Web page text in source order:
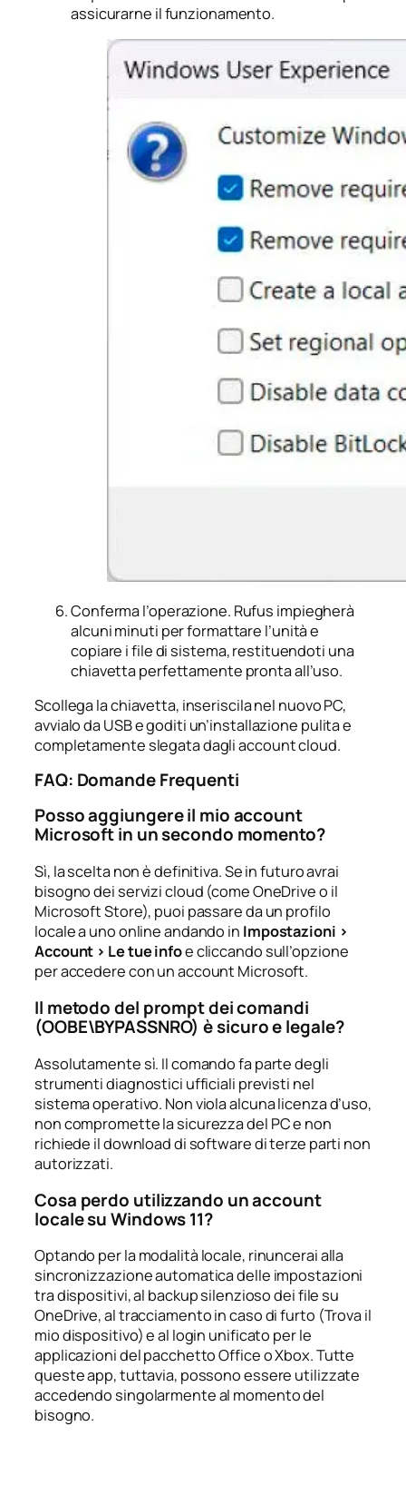
assicurarne il funzionamento.
Conferma l’operazione. Rufus impiegherà
alcuni minuti per formattare l’unità e
copiare i file di sistema, restituendoti una
chiavetta perfettamente pronta all’uso.
Scollega la chiavetta, inseriscila nel nuovo PC,
avvialo da USB e goditi un’installazione pulita e
completamente slegata dagli account cloud.
FAQ: Domande Frequenti
Posso aggiungere il mio account
Microsoft in un secondo momento?
Sì, la scelta non è definitiva. Se in futuro avrai
bisogno dei servizi cloud (come OneDrive o il
Microsoft Store), puoi passare da un profilo
locale a uno online andando in Impostazioni >
Account > Le tue infoe cliccando sull’opzione
per accedere con un account Microsoft.
Il metodo del prompt dei comandi
(OOBE\BYPASSNRO) è sicuro e legale?
Assolutamente sì. Il comando fa parte degli
strumenti diagnostici ufficiali previsti nel
sistema operativo. Non viola alcuna licenza d’uso,
non compromette la sicurezza del PC e non
richiede il download di software di terze parti non
autorizzati.
Cosa perdo utilizzando un account
locale su Windows 11?
Optando per la modalità locale, rinuncerai alla
sincronizzazione automatica delle impostazioni
tra dispositivi, al backup silenzioso dei file su
OneDrive, al tracciamento in caso di furto (Trova il
mio dispositivo) e al login unificato per le
applicazioni del pacchetto Office o Xbox. Tutte
queste app, tuttavia, possono essere utilizzate
accedendo singolarmente al momento del
bisogno.